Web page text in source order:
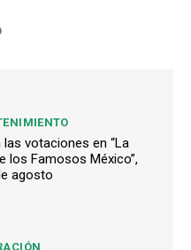
las votaciones en “La
los Famosos México”,
agosto